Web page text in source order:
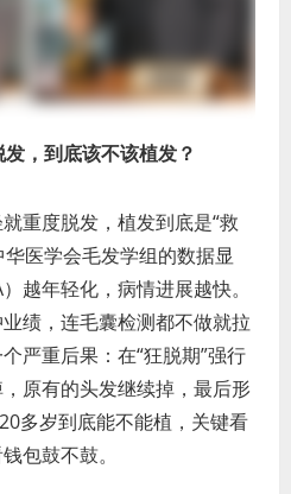
，到底该不该植发？
重度脱发，植发到底是“救
华医学会毛发学组的数据显
越年轻化，病情进展越快。
绩，连毛囊检测都不做就拉
严重后果：在“狂脱期”强行
原有的头发继续掉，最后形
多岁到底能不能植，关键看
包鼓不鼓。